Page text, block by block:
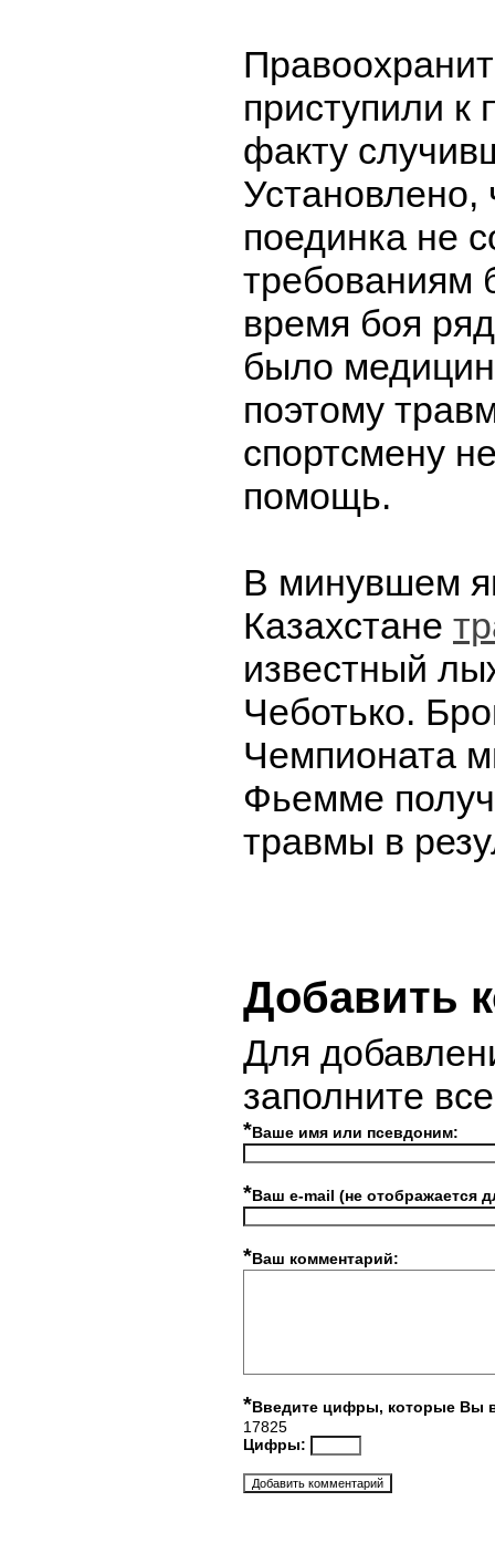
приступили к
факту
Установлено,
поединка не
требованиям
время боя
было
поэтому
спортсмену
помощь.
В минувшем
Казахстане
известный
Чеботько.
Чемпионата
Фьемме
травмы в
Добавить
Для
заполните
*Ваше имя или псевдоним:
*Ваш e-mail (не отображается
*Ваш комментарий:
*Введите цифры, которые Вы
17825
Цифры: